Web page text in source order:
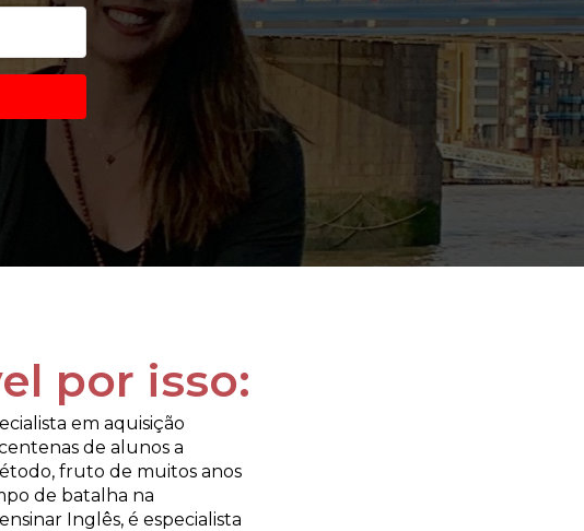
por isso:
em aquisição
de alunos a
fruto de muitos anos
de batalha na
Inglês, é especialista